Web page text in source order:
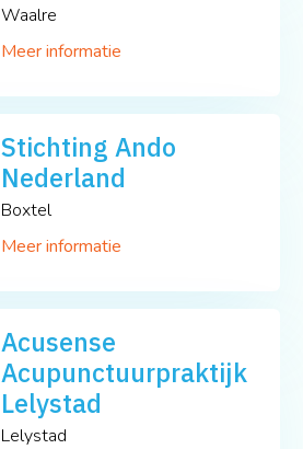
Waalre
Meer informatie
Stichting Ando
Nederland
Boxtel
Meer informatie
Acusense
Acupunctuurpraktijk
Lelystad
Lelystad